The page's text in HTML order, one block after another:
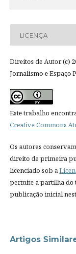
LICENÇA
Direitos de Autor (c)
Jornalismo e Espaço
Este trabalho
Creative Commons
Os autores
direito de primeira
licenciado sob a
permite a partilha do
publicação inicial
Artigos